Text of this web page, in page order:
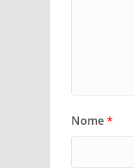
Nome*